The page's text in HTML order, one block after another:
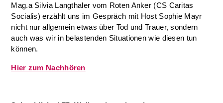
Mag.a Silvia Langthaler vom Roten Anker (CS Caritas
Socialis) erzählt uns im Gespräch mit Host Sophie Mayr
nicht nur allgemein etwas über Tod und Trauer, sondern
auch was wir in belastenden Situationen wie diesen tun
können.
Hier zum Nachhören